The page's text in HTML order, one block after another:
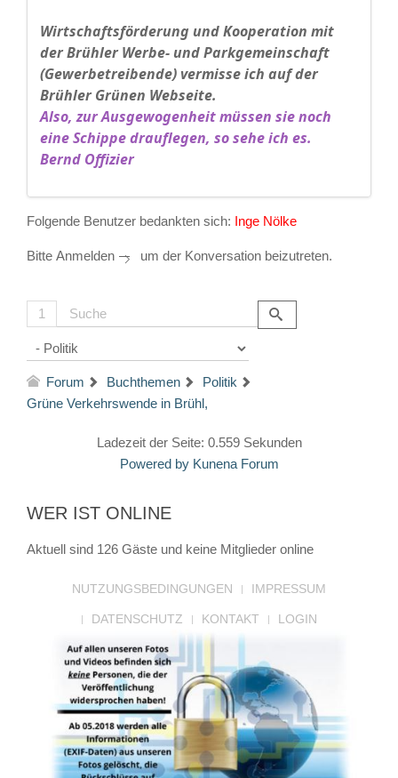
Wirtschaftsförderung und Kooperation mit
der Brühler Werbe- und Parkgemeinschaft
(Gewerbetreibende) vermisse ich auf der
Brühler Grünen Webseite.
Also, zur Ausgewogenheit müssen sie noch
eine Schippe drauflegen, so sehe ich es.
Bernd Offizier
Folgende Benutzer bedankten sich: Inge Nölke
Bitte Anmelden um der Konversation beizutreten.
1
Forum Buchthemen
Politik
Grüne Verkehrswende in Brühl,
Ladezeit der Seite: 0.559 Sekunden
Powered by Kunena Forum
WER IST ONLINE
Aktuell sind 126 Gäste und keine Mitglieder online
NUTZUNGSBEDINGUNGEN IMPRESSUM
DATENSCHUTZ KONTAKT LOGIN